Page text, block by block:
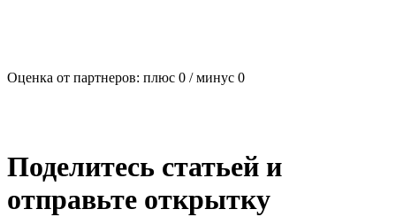
Оценка от партнеров: плюс 0 / минус 0
Поделитесь статьей и
отправьте открытку